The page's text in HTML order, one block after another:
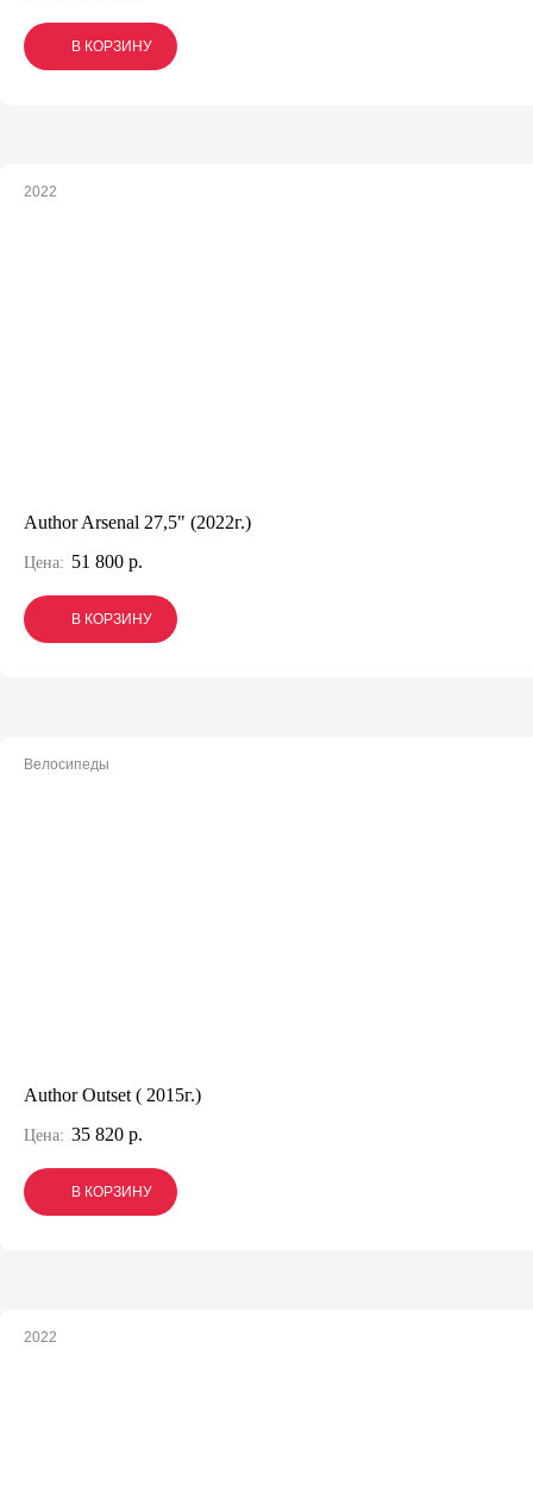
В КОРЗИНУ
В КОРЗИНУ
В КОРЗИНУ
2022
Author Arsenal 27,5" (2022г.)
Цена: 51 800 р.
В КОРЗИНУ
В КОРЗИНУ
В КОРЗИНУ
Велосипеды
Author Outset ( 2015г.)
Цена: 35 820 р.
В КОРЗИНУ
В КОРЗИНУ
В КОРЗИНУ
2022